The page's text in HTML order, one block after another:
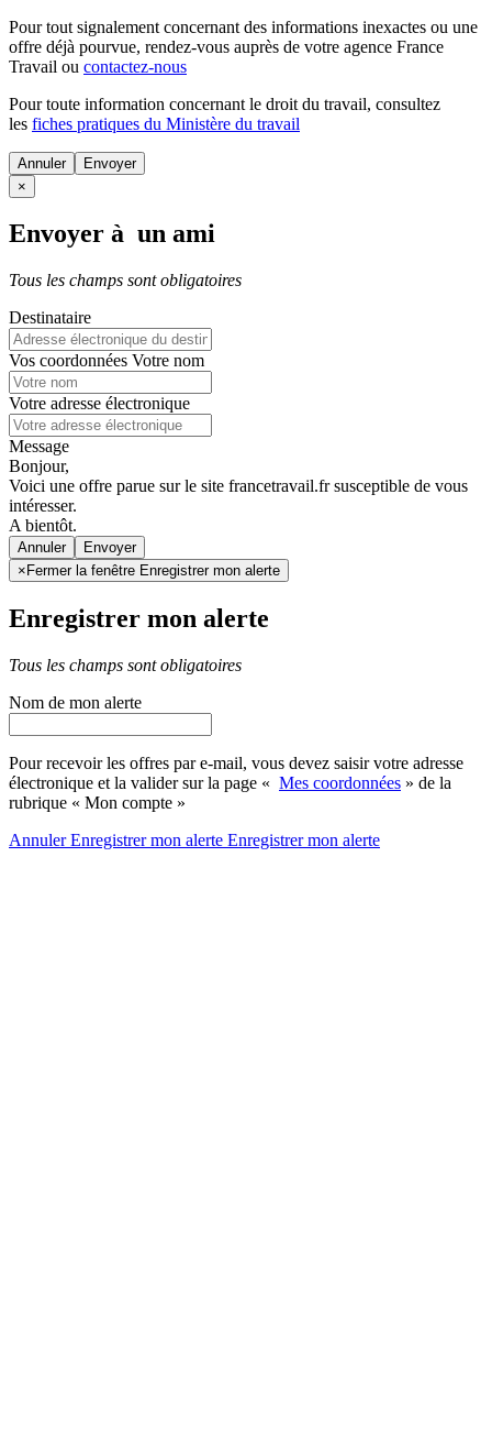
Pour tout signalement concernant des informations inexactes ou une
offre déjà pourvue, rendez-vous auprès de votre agence France
Travail ou contactez-nous
Pour toute information concernant le droit du travail, consultez
les fiches pratiques du Ministère du travail
Annuler
×
Envoyer à un ami
Tous les champs sont obligatoires
Destinataire
Vos coordonnées Votre nom
Votre adresse électronique
Message
Bonjour,
Voici une offre parue sur le site francetravail.fr susceptible de vous
intéresser.
A bientôt.
Annuler
× Fermer la fenêtre Enregistrer mon alerte
Enregistrer mon alerte
Tous les champs sont obligatoires
Nom de mon alerte
Pour recevoir les offres par e-mail, vous devez saisir votre adresse
électronique et la valider sur la page « Mes coordonnées » de la
rubrique « Mon compte »
AnnulerEnregistrer mon alerte Enregistrermon alerte